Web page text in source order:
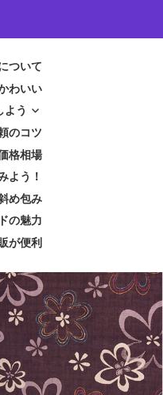
ついて
わいい
よう
のコツ
格相場
よう！
め包み
の魅力
が便利